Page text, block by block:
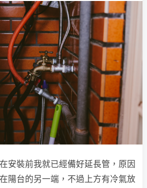
安裝前我就已經備好延長管，原因
陽台的另一端，不過上方有冷氣放